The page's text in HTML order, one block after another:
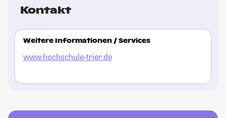
Kontakt
Weitere Informationen / Services
www.hochschule-trier.de